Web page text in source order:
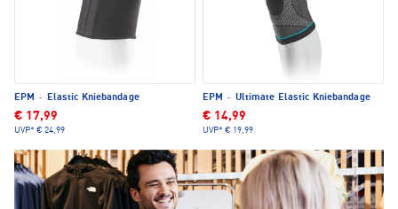
EPM · Elastic Kniebandage
€ 17,99
UVP* € 24,99
EPM · Ultimate Elastic Kniebandage
€ 14,99
UVP* € 19,99